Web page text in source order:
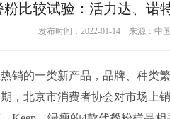
粉比较试验：活力达、诺
发布时间：2022-01-14 来源：中
的一类新产品，品牌、种类
，北京市消费者协会对市场上